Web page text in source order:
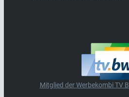
Mitglied der Werbekombi TV